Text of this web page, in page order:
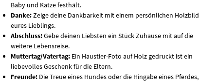
Baby und Katze festhält.
Danke:Zeige deine Dankbarkeit mit einem persönlichen Holzbild
eures Lieblings.
Abschluss:Gebe deinen Liebsten ein Stück Zuhause mit auf die
weitere Lebensreise.
Muttertag/Vatertag: Ein Haustier-Foto auf Holz gedruckt ist ein
liebevolles Geschenk für die Eltern.
Freunde: Die Treue eines Hundes oder die Hingabe eines Pferdes,